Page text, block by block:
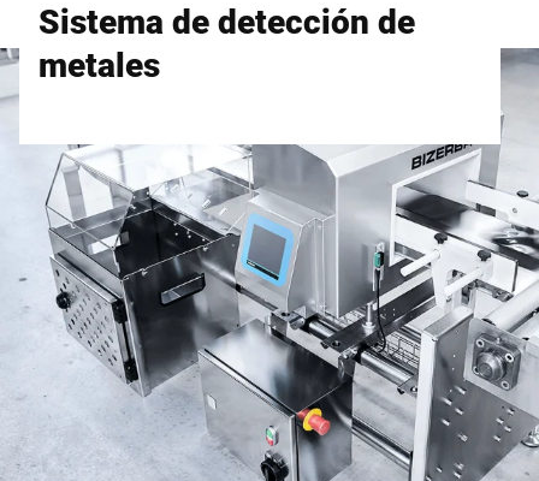
Industrias
Experiencia
Empresa
es
America
Australia
África
Sitio web global
Sistema de detección de
metales